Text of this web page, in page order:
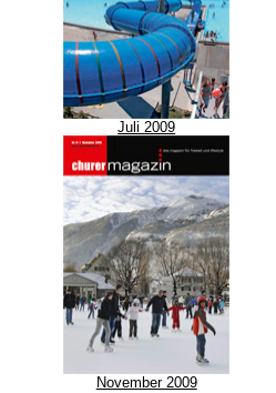
Juli 2009
November 2009